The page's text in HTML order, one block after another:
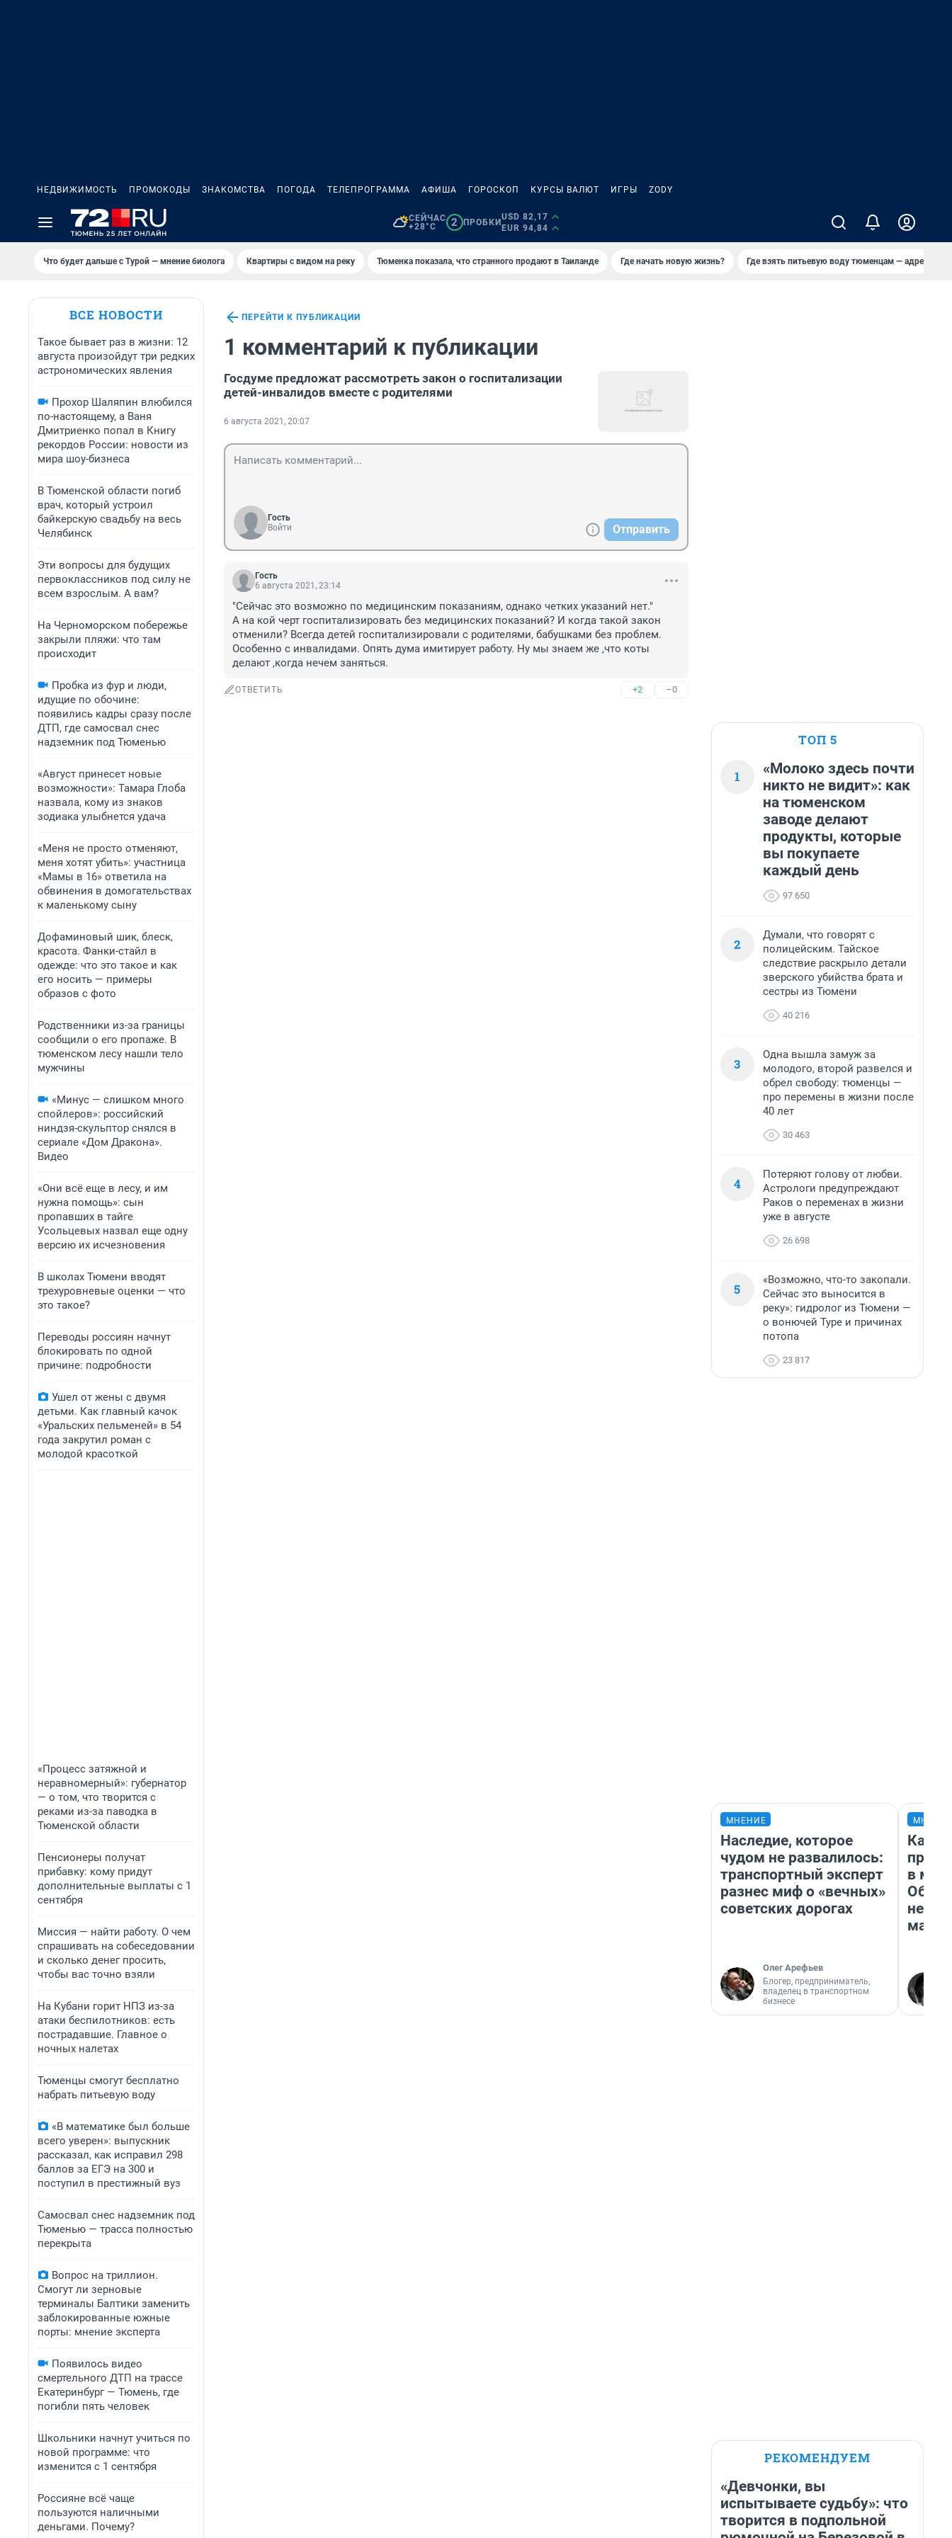
НЕДВИЖИМОСТЬ ПРОМОКОДЫ ЗНАКОМСТВА ПОГОДА ТЕЛЕПРОГРАММА АФИША ГОРОСКОП КУРСЫ ВАЛЮТ ИГРЫ ZODY
СЕЙЧАС
+28°C
2 ПРОБКИ
USD 82,17
EUR 94,84
Что будет дальше с Турой — мнение биолога Квартиры с видом на реку Тюменка показала, что странного продают в Таиланде Где начать новую жизнь? Где взять питьевую воду тюменцам — адреса
ВСЕ НОВОСТИ
Такое бывает раз в жизни: 12
августа произойдут три редких
астрономических явления
Прохор Шаляпин влюбился
по-настоящему, а Ваня
Дмитриенко попал в Книгу
рекордов России: новости из
мира шоу-бизнеса
В Тюменской области погиб
врач, который устроил
байкерскую свадьбу на весь
Челябинск
Эти вопросы для будущих
первоклассников под силу не
всем взрослым. А вам?
На Черноморском побережье
закрыли пляжи: что там
происходит
Пробка из фур и люди,
идущие по обочине:
появились кадры сразу после
ДТП, где самосвал снес
надземник под Тюменью
«Август принесет новые
возможности»: Тамара Глоба
назвала, кому из знаков
зодиака улыбнется удача
«Меня не просто отменяют,
меня хотят убить»: участница
«Мамы в 16» ответила на
обвинения в домогательствах
к маленькому сыну
Дофаминовый шик, блеск,
красота. Фанки-стайл в
одежде: что это такое и как
его носить — примеры
образов с фото
Родственники из-за границы
сообщили о его пропаже. В
тюменском лесу нашли тело
мужчины
«Минус — слишком много
спойлеров»: российский
ниндзя-скульптор снялся в
сериале «Дом Дракона».
Видео
«Они всё еще в лесу, и им
нужна помощь»: сын
пропавших в тайге
Усольцевых назвал еще одну
версию их исчезновения
В школах Тюмени вводят
трехуровневые оценки — что
это такое?
Переводы россиян начнут
блокировать по одной
причине: подробности
Ушел от жены с двумя
детьми. Как главный качок
«Уральских пельменей» в 54
года закрутил роман с
молодой красоткой
«Процесс затяжной и
неравномерный»: губернатор
— о том, что творится с
реками из-за паводка в
Тюменской области
Пенсионеры получат
прибавку: кому придут
дополнительные выплаты с 1
сентября
Миссия — найти работу. О чем
спрашивать на собеседовании
и сколько денег просить,
чтобы вас точно взяли
На Кубани горит НПЗ из-за
атаки беспилотников: есть
пострадавшие. Главное о
ночных налетах
Тюменцы смогут бесплатно
набрать питьевую воду
«В математике был больше
всего уверен»: выпускник
рассказал, как исправил 298
баллов за ЕГЭ на 300 и
поступил в престижный вуз
Самосвал снес надземник под
Тюменью — трасса полностью
перекрыта
Вопрос на триллион.
Смогут ли зерновые
терминалы Балтики заменить
заблокированные южные
порты: мнение эксперта
Появилось видео
смертельного ДТП на трассе
Екатеринбург — Тюмень, где
погибли пять человек
Школьники начнут учиться по
новой программе: что
изменится с 1 сентября
Россияне всё чаще
пользуются наличными
деньгами. Почему?
ПЕРЕЙТИ К ПУБЛИКАЦИИ
1 комментарий к публикации
Госдуме предложат рассмотреть закон о госпитализации
детей-инвалидов вместе с родителями
6 августа 2021, 20:07
Гость
Войти
Отправить
Гость
6 августа 2021, 23:14
"Сейчас это возможно по медицинским показаниям, однако четких указаний нет."
А на кой черт госпитализировать без медицинских показаний? И когда такой закон
отменили? Всегда детей госпитализировали с родителями, бабушками без проблем.
Особенно с инвалидами. Опять дума имитирует работу. Ну мы знаем же ,что коты
делают ,когда нечем заняться.
ОТВЕТИТЬ +2 –0
ТОП 5
1
«Молоко здесь почти
никто не видит»: как
на тюменском
заводе делают
продукты, которые
вы покупаете
каждый день
97 650
2
Думали, что говорят с
полицейским. Тайское
следствие раскрыло детали
зверского убийства брата и
сестры из Тюмени
40 216
3
Одна вышла замуж за
молодого, второй развелся и
обрел свободу: тюменцы —
про перемены в жизни после
40 лет
30 463
4
Потеряют голову от любви.
Астрологи предупреждают
Раков о переменах в жизни
уже в августе
26 698
5
«Возможно, что-то закопали.
Сейчас это выносится в
реку»: гидролог из Тюмени —
о вонючей Туре и причинах
потопа
23 817
МНЕНИЕ
Наследие, которое
чудом не развалилось:
транспортный эксперт
разнес миф о «вечных»
советских дорогах
Олег Арефьев
Блогер, предприниматель,
владелец в транспортном
бизнесе
в
РЕКОМЕНДУЕМ
«Девчонки, вы
испытываете судьбу»: что
творится в подпольной